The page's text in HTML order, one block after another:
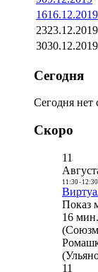
1616.12.2019
2323.12.2019
3030.12.2019
Сегодня
Сегодня нет
Скоро
11
11:30- 12:30
Показ
16
11